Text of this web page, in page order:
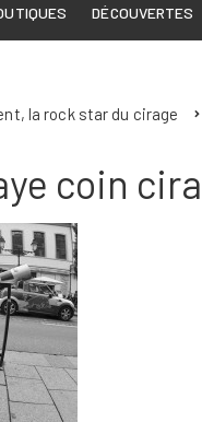
DÉCOUVERTES
la rock star du cirage
coin